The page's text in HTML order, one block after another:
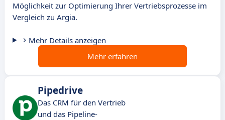
Möglichkeit zur Optimierung Ihrer Vertriebsprozesse im
Vergleich zu Argia.
Mehr Details anzeigen
Mehr erfahren
Pipedrive
Das CRM für den Vertrieb
und das Pipeline-